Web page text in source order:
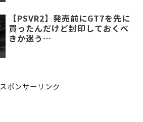
【PSVR2】発売前にGT7を先に
買ったんだけど封印しておくべ
きか迷う…
スポンサーリンク